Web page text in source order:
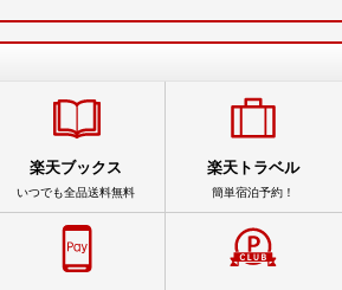
楽天ブックス
いつでも全品送料無料
楽天トラベル
簡単宿泊予約！